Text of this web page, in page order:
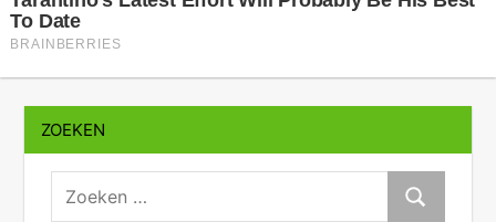
ZOEKEN
zoeken:
Zoeken